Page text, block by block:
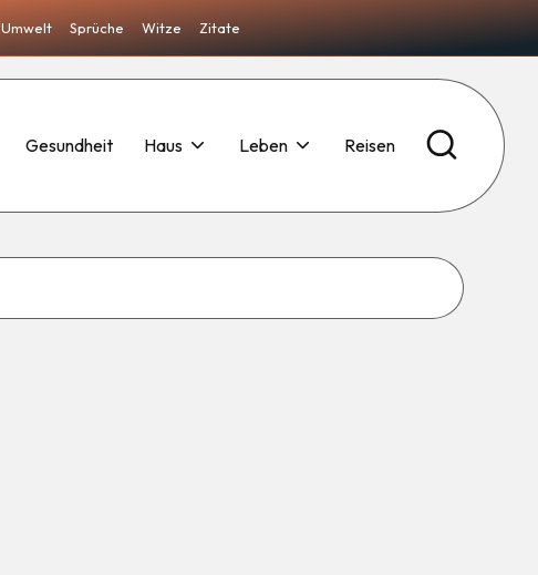
Umwelt Sprüche Witze Zitate
Gesundheit Haus Leben Reisen